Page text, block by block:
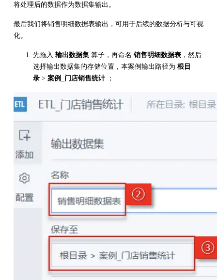
将处理后的数据作为数据集输出。
最后我们将销售明细数据表输出，可用于后续的数据分析与可视
化。
先拖入 输出数据集 算子，再命名 销售明细数据表 ，然后
选择输出数据集的存储位置，本案例输出路径为 根目
录 > 案例_门店销售统计 ；